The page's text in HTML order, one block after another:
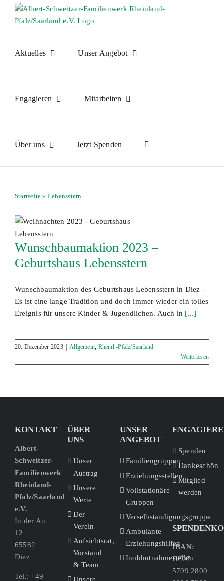
Aktuelles Unser Angebot
Engagieren Mitarbeiten
Über uns Jetzt Spenden
Startseite » Lebensstern
Wunschbaumaktion 2023 –
Geburtshaus Lebensstern
Wunschbaumaktion des Geburtshaus Lebensstern in Diez -
Es ist eine lange Tradition und doch immer wieder ein tolles
Ereignis für unsere Kinder & Jugendlichen. Auch in [...]
20. Dezember 2023 Allgemein, Rheinl.-Pfalz/Saarland
Weiterlesen
KONTAKT
Albert-
Schweitzer-
Familienwerk
Rheinland-
Pfalz/Saarland
e.V.
In der Au
12
65582
Diez
Tel.: +49
ÜBER
UNS
Unser
Auftrag
Unsere
Werte
Der
Verein
Aufsichtsrat,
Vorstand
& Team
UNSER
ANGEBOT
Familiengruppen
Erziehungsstellen
Vollstationäre
Gruppen
Verselbständigungsgruppe
Ambulante
Erziehungshilfen
Inobhutnahmestellen
Spenden
Dankeschön
Mitglied
werden
IBAN:
DE07
5709 2800